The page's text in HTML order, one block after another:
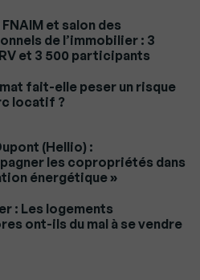
et salon des
de l’immobilier : 3
et 3 500 participants
fait-elle peser un risque
locatif ?
(Hellio) :
les copropriétés dans
énergétique »
: Les logements
ont-ils du mal à se vendre